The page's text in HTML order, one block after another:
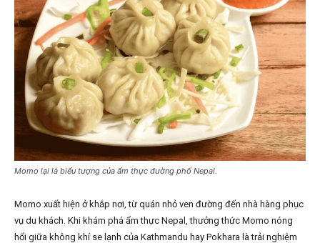
Momo lại là biểu tượng của ẩm thực đường phố Nepal.
Momo xuất hiện ở khắp nơi, từ quán nhỏ ven đường đến nhà hàng phục
vụ du khách. Khi khám phá ẩm thực Nepal, thưởng thức Momo nóng
hổi giữa không khí se lạnh của Kathmandu hay Pokhara là trải nghiệm